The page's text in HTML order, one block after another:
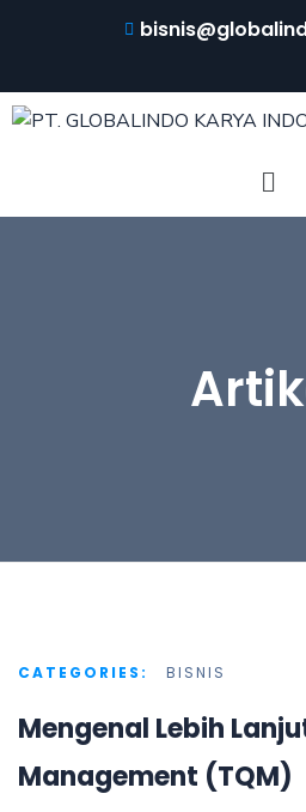
CATEGORIES: BISNIS
Mengenal Lebih
Management (TQM)